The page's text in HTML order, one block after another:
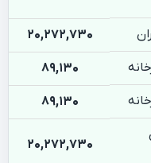
20,272,730
89,130
89,130
20,272,730